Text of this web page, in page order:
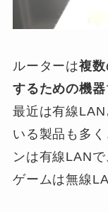
ルーターは複
するための機器
最近は有線
いる製品も多
ンは有線LAN
ゲームは無線